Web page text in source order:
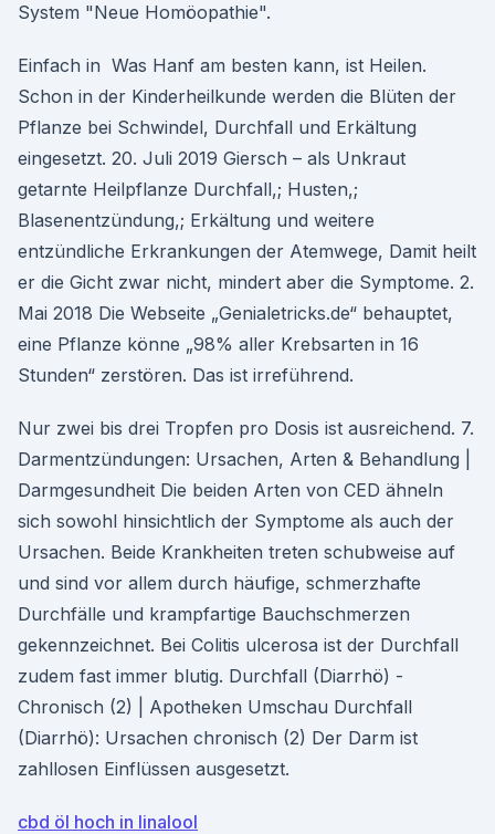
System "Neue Homöopathie".
Einfach in Was Hanf am besten kann, ist Heilen.
Schon in der Kinderheilkunde werden die Blüten der
Pflanze bei Schwindel, Durchfall und Erkältung
eingesetzt. 20. Juli 2019 Giersch – als Unkraut
getarnte Heilpflanze Durchfall,; Husten,;
Blasenentzündung,; Erkältung und weitere
entzündliche Erkrankungen der Atemwege, Damit heilt
er die Gicht zwar nicht, mindert aber die Symptome. 2.
Mai 2018 Die Webseite „Genialetricks.de“ behauptet,
eine Pflanze könne „98% aller Krebsarten in 16
Stunden“ zerstören. Das ist irreführend.
Nur zwei bis drei Tropfen pro Dosis ist ausreichend. 7.
Darmentzündungen: Ursachen, Arten & Behandlung |
Darmgesundheit Die beiden Arten von CED ähneln
sich sowohl hinsichtlich der Symptome als auch der
Ursachen. Beide Krankheiten treten schubweise auf
und sind vor allem durch häufige, schmerzhafte
Durchfälle und krampfartige Bauchschmerzen
gekennzeichnet. Bei Colitis ulcerosa ist der Durchfall
zudem fast immer blutig. Durchfall (Diarrhö) -
Chronisch (2) | Apotheken Umschau Durchfall
(Diarrhö): Ursachen chronisch (2) Der Darm ist
zahllosen Einflüssen ausgesetzt.
cbd öl hoch in linalool